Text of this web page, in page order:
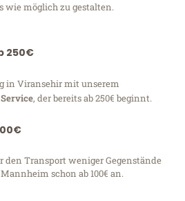
wie möglich zu gestalten.
250€
in Viransehir mit unserem
Service, der bereits ab 250€ beginnt.
den Transport weniger Gegenstände
schon ab 100€ an.